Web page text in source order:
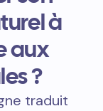
à
aux
?
traduit